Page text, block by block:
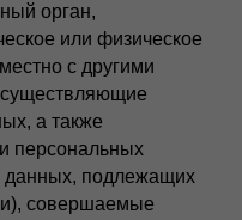
орган,
или физическое
с другими
а также
персональных
данных, подлежащих
совершаемые